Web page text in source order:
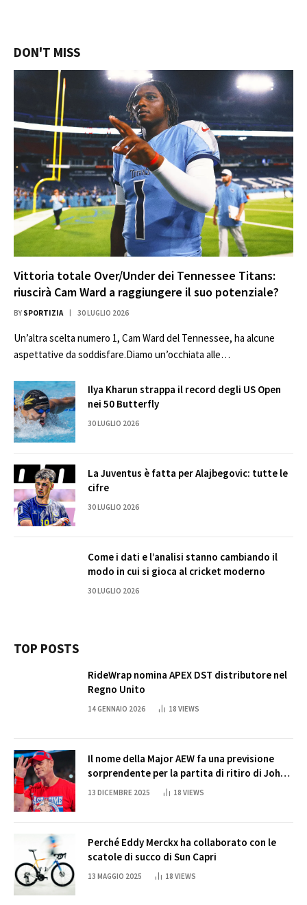
DON'T MISS
Vittoria totale Over/Under dei Tennessee Titans:
riuscirà Cam Ward a raggiungere il suo potenziale?
BY SPORTIZIA 30 LUGLIO 2026
Un’altra scelta numero 1, Cam Ward del Tennessee, ha alcune
aspettative da soddisfare.Diamo un’occhiata alle…
Ilya Kharun strappa il record degli US Open
nei 50 Butterfly
30 LUGLIO 2026
La Juventus è fatta per Alajbegovic: tutte le
cifre
30 LUGLIO 2026
Come i dati e l’analisi stanno cambiando il
modo in cui si gioca al cricket moderno
30 LUGLIO 2026
TOP POSTS
RideWrap nomina APEX DST distributore nel
Regno Unito
14 GENNAIO 2026 18 VIEWS
Il nome della Major AEW fa una previsione
sorprendente per la partita di ritiro di John
Cena
13 DICEMBRE 2025 18 VIEWS
Perché Eddy Merckx ha collaborato con le
scatole di succo di Sun Capri
13 MAGGIO 2025 18 VIEWS